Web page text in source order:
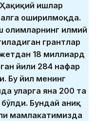
ишлар
оширилмоқда.
олимларнинг илмий
грантлар
18 миллиард
йили 284 нафар
Бу йил менинг
уларга яна 200 та
Бундай аниқ
мамлакатимизда